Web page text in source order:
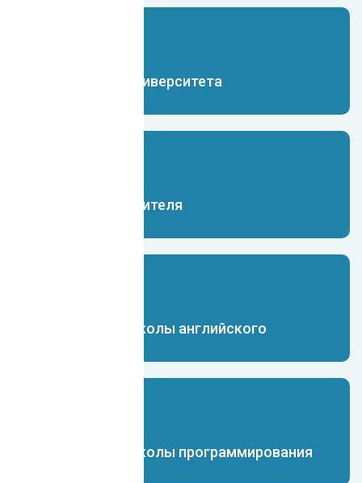
Чат-бот для университета
Чат-бот для учителя
Чат-бот для школы английского
Чат-бот для школы программирования